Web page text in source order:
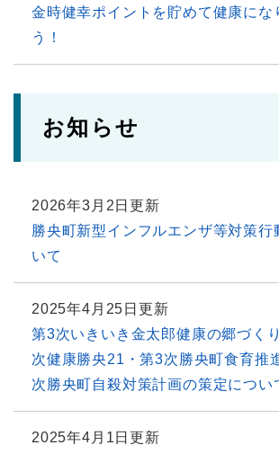
金時健幸ポイントを貯めて健康にな
う！
お知らせ
2026年3月2日更新
勝央町新型インフルエンザ等対策行
いて
2025年4月25日更新
第3次いきいき金太郎健康の郷づく
次健康勝央21・第3次勝央町食育推
次勝央町自殺対策計画の策定につい
2025年4月1日更新